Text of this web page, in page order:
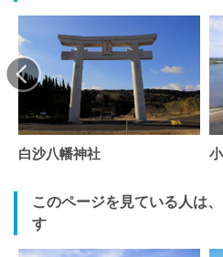
白沙八幡神社
このページを見ている人は
す